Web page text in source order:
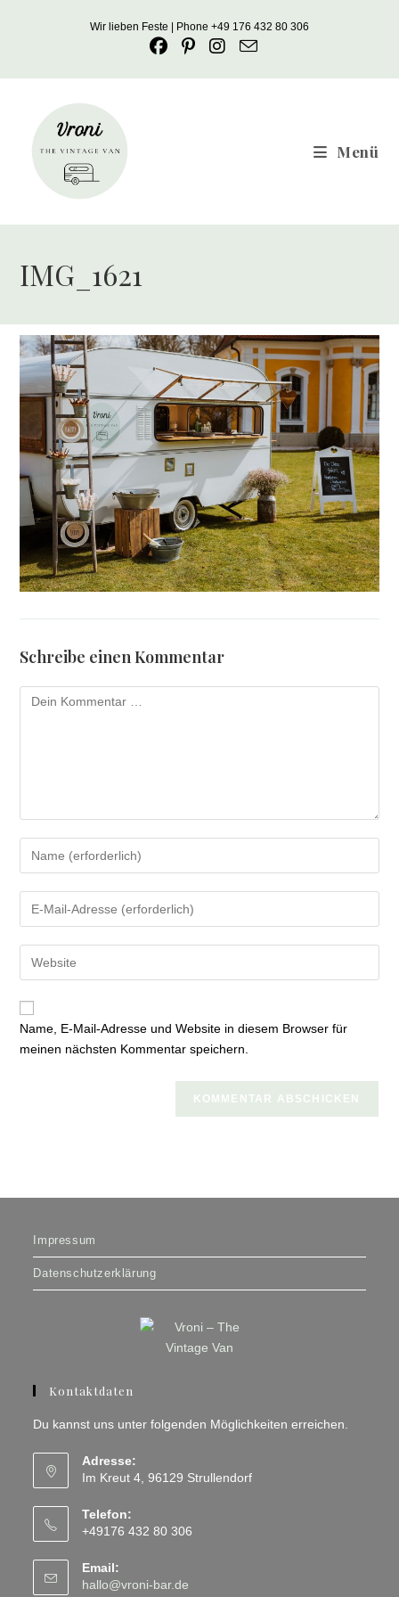
Wir lieben Feste | Phone +49 176 432 80 306
Menü
IMG_1621
Schreibe einen Kommentar
Kommentar
Namen
oder
Benutzernamen
zum
Kommentieren
E-
Mail-
Adresse
zum
Kommentieren
ein
URL
ein
(optional)
Name, E-Mail-Adresse und Website in diesem Browser für
meinen nächsten Kommentar speichern.
Impressum
Datenschutzerklärung
Kontaktdaten
Du kannst uns unter folgenden Möglichkeiten erreichen.
Adresse:
Im Kreut 4, 96129 Strullendorf
Telefon:
+49176 432 80 306
Email:
hallo@vroni-bar.de